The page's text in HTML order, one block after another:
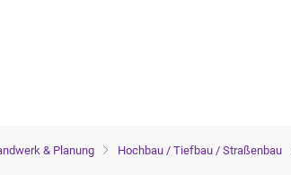
& Planung Hochbau / Tiefbau / Straßenbau